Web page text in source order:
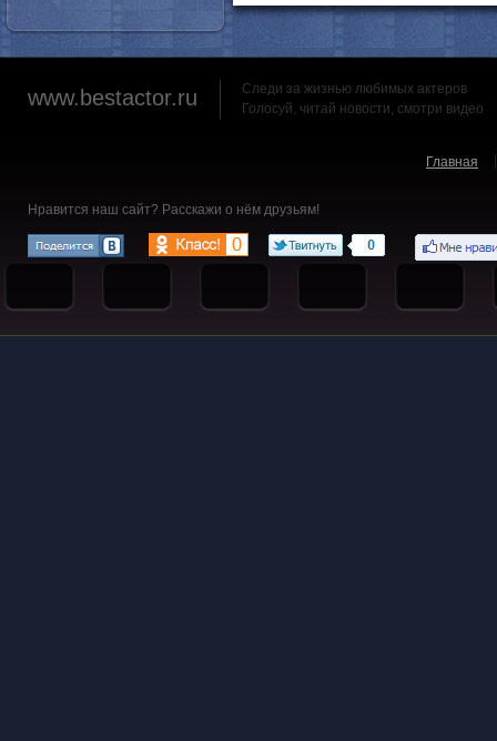
www.bestactor.ru
Следи за жизнью любимых актеров
Голосуй, читай новости, смотри видео
Главная
Нравится наш сайт? Расскажи о нём друзьям!